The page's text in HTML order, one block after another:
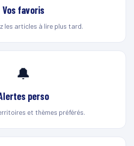
Vos favoris
les articles à lire plus tard.
🔔
perso
et thèmes préférés.